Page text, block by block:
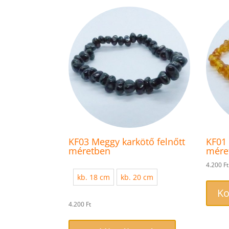
termékoldalon
választhatók
ki
KF03 Meggy karkötő felnőtt
méretben
kb. 18 cm kb. 20 cm
4.200 Ft
4.200 Ft